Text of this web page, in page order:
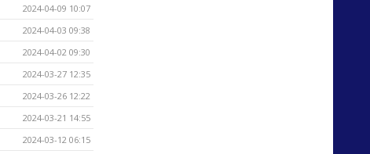
2024-04-09 10:07
2024-04-03 09:38
2024-04-02 09:30
2024-03-27 12:35
2024-03-26 12:22
2024-03-21 14:55
2024-03-12 06:15